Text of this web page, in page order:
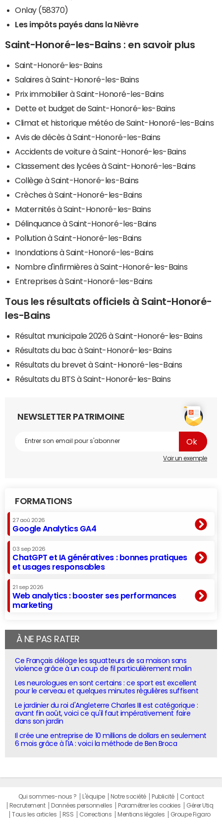
Onlay (58370)
Les impôts payés dans la Nièvre
Saint-Honoré-les-Bains : en savoir plus
Saint-Honoré-les-Bains
Salaires à Saint-Honoré-les-Bains
Prix immobilier à Saint-Honoré-les-Bains
Dette et budget de Saint-Honoré-les-Bains
Climat et historique météo de Saint-Honoré-les-Bains
Avis de décès à Saint-Honoré-les-Bains
Accidents de voiture à Saint-Honoré-les-Bains
Classement des lycées à Saint-Honoré-les-Bains
Collège à Saint-Honoré-les-Bains
Crèches à Saint-Honoré-les-Bains
Maternités à Saint-Honoré-les-Bains
Délinquance à Saint-Honoré-les-Bains
Pollution à Saint-Honoré-les-Bains
Inondations à Saint-Honoré-les-Bains
Nombre d'infirmières à Saint-Honoré-les-Bains
Entreprises à Saint-Honoré-les-Bains
Tous les résultats officiels à Saint-Honoré-
les-Bains
Résultat municipale 2026 à Saint-Honoré-les-Bains
Résultats du bac à Saint-Honoré-les-Bains
Résultats du brevet à Saint-Honoré-les-Bains
Résultats du BTS à Saint-Honoré-les-Bains
NEWSLETTER PATRIMOINE
Voir un exemple
FORMATIONS
27 aoû 2026
Google Analytics GA4
03 sep 2026
ChatGPT et IA génératives : bonnes pratiques
et usages responsables
21 sep 2026
Web analytics : booster ses performances
marketing
À NE PAS RATER
Ce Français déloge les squatteurs de sa maison sans
violence grâce à un coup de fil particulièrement malin
Les neurologues en sont certains : ce sport est excellent
pour le cerveau et quelques minutes régulières suffisent
Le jardinier du roi d'Angleterre Charles III est catégorique :
avant fin août, voici ce qu'il faut impérativement faire
dans son jardin
Il crée une entreprise de 10 millions de dollars en seulement
6 mois grâce à l'IA : voici la méthode de Ben Broca
Qui sommes-nous ? L'équipe Notre société Publicité
Contact
Recrutement
Données personnelles Paramétrer les cookies
Gérer Utiq
Tous les articles
RSS Corrections Mentions légales Groupe Figaro